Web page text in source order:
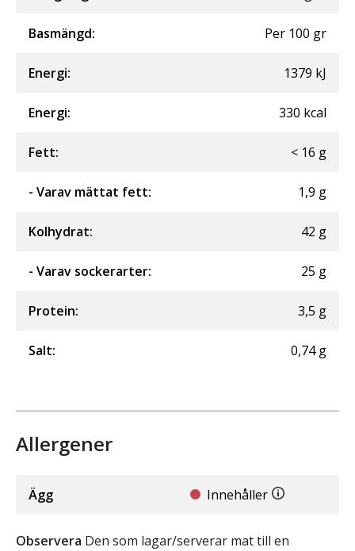
Basmängd: Per 100 gr
Energi: 1379 kJ
Energi: 330 kcal
Fett: < 16 g
- Varav mättat fett: 1,9 g
Kolhydrat: 42 g
- Varav sockerarter: 25 g
Protein: 3,5 g
Salt: 0,74 g
Allergener
Ägg Innehåller
Observera Den som lagar/serverar mat till en